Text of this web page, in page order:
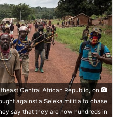
Central African Republic, on
against a Seleka militia to chase
say that they are now hundreds in